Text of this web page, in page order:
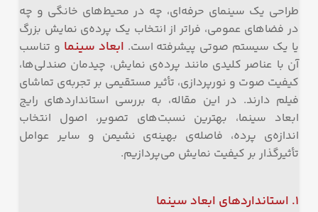
طراحی یک سینمای حرفه‌ای، چه در محیط‌های خانگی و چه
در فضاهای عمومی، فراتر از انتخاب یک پرده‌ی نمایش بزرگ
یا یک سیستم صوتی پیشرفته است. ابعاد سینما و تناسب
آن با عناصر کلیدی مانند پرده‌ی نمایش، چیدمان صندلی‌ها،
کیفیت صوت و نورپردازی، تأثیر مستقیمی بر تجربه‌ی تماشای
فیلم دارند. در این مقاله، به بررسی استانداردهای رایج
ابعاد سینما، بهترین نسبت‌های تصویر، اصول انتخاب
اندازه‌ی پرده، فاصله‌ی بهینه‌ی نشیمن و سایر عوامل
تأثیرگذار بر کیفیت نمایش می‌پردازیم.
۱. استانداردهای ابعاد سینما